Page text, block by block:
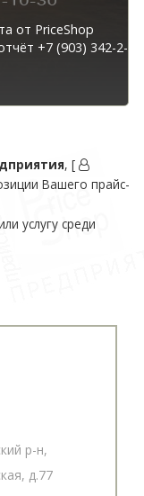
от PriceShop
+7 (903) 342-2-
, [
Вашего прайс-
услугу среди
р-н,
д.77